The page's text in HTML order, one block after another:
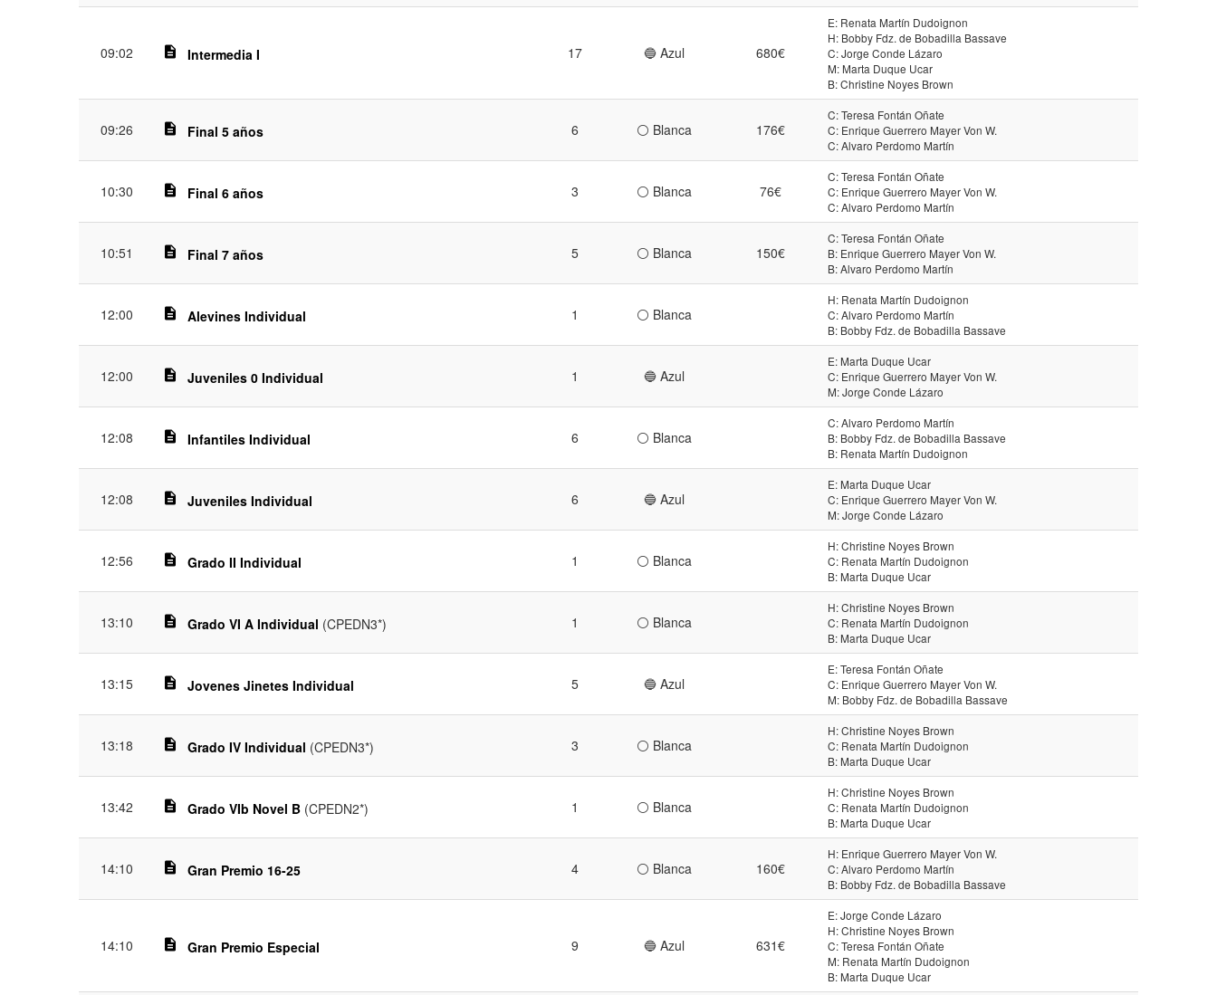
09:02 description Intermedia I 17 🔵 Azul 680€
E: Renata Martín Dudoignon
H: Bobby Fdz. de Bobadilla Bassave
C: Jorge Conde Lázaro
M: Marta Duque Ucar
B: Christine Noyes Brown
09:26 description Final 5 años 6 ⚪ Blanca 176€
C: Teresa Fontán Oñate
C: Enrique Guerrero Mayer Von W.
C: Alvaro Perdomo Martín
10:30 description Final 6 años 3 ⚪ Blanca 76€
C: Teresa Fontán Oñate
C: Enrique Guerrero Mayer Von W.
C: Alvaro Perdomo Martín
10:51 description Final 7 años 5 ⚪ Blanca 150€
C: Teresa Fontán Oñate
B: Enrique Guerrero Mayer Von W.
B: Alvaro Perdomo Martín
12:00 description Alevines Individual 1 ⚪ Blanca
H: Renata Martín Dudoignon
C: Alvaro Perdomo Martín
B: Bobby Fdz. de Bobadilla Bassave
12:00 description Juveniles 0 Individual 1 🔵 Azul
E: Marta Duque Ucar
C: Enrique Guerrero Mayer Von W.
M: Jorge Conde Lázaro
12:08 description Infantiles Individual 6 ⚪ Blanca
C: Alvaro Perdomo Martín
B: Bobby Fdz. de Bobadilla Bassave
B: Renata Martín Dudoignon
12:08 description Juveniles Individual 6 🔵 Azul
E: Marta Duque Ucar
C: Enrique Guerrero Mayer Von W.
M: Jorge Conde Lázaro
12:56 description Grado II Individual 1 ⚪ Blanca
H: Christine Noyes Brown
C: Renata Martín Dudoignon
B: Marta Duque Ucar
13:10 description Grado VI A Individual (CPEDN3*) 1 ⚪ Blanca
H: Christine Noyes Brown
C: Renata Martín Dudoignon
B: Marta Duque Ucar
13:15 description Jovenes Jinetes Individual 5 🔵 Azul
E: Teresa Fontán Oñate
C: Enrique Guerrero Mayer Von W.
M: Bobby Fdz. de Bobadilla Bassave
13:18 description Grado IV Individual (CPEDN3*) 3 ⚪ Blanca
H: Christine Noyes Brown
C: Renata Martín Dudoignon
B: Marta Duque Ucar
13:42 description Grado VIb Novel B (CPEDN2*) 1 ⚪ Blanca
H: Christine Noyes Brown
C: Renata Martín Dudoignon
B: Marta Duque Ucar
14:10 description Gran Premio 16-25 4 ⚪ Blanca 160€
H: Enrique Guerrero Mayer Von W.
C: Alvaro Perdomo Martín
B: Bobby Fdz. de Bobadilla Bassave
14:10 description Gran Premio Especial 9 🔵 Azul 631€
E: Jorge Conde Lázaro
H: Christine Noyes Brown
C: Teresa Fontán Oñate
M: Renata Martín Dudoignon
B: Marta Duque Ucar